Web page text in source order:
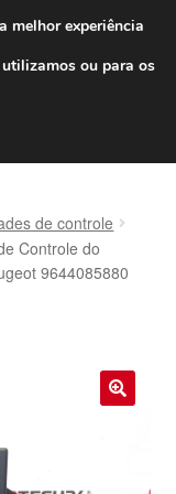
500 967
de controle
Controle do
9644085880
melhor experiência
ou para os